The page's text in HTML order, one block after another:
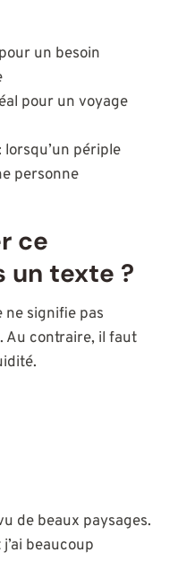
un besoin
pour un voyage
lorsqu’un périple
personne
ce
un texte ?
signifie pas
. Au contraire, il faut
de beaux paysages.
beaucoup